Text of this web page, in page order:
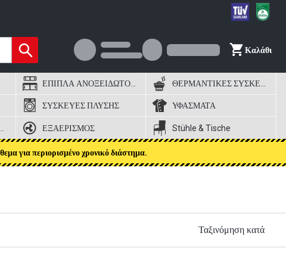
Καλάθι
ΕΠΙΠΛΑ ΑΝΟΞΕΙΔΩΤΟΣ ΧΑΛΥΒΑΣ
ΣΥΣΚΕΥΕΣ ΠΛΥΣΗΣ ΥΦΑΣΜΑΤΑ
ΕΞΑΕΡΙΣΜΟΣ Stühle & Tische
για περιορισμένο χρονικό διάστημα.
Ταξινόμηση κατά